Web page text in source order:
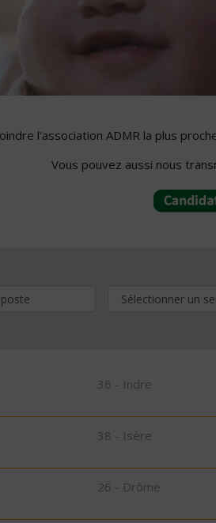
l'association ADMR la plus
Vous pouvez aussi nous
36 - Indre
38 - Isère
26 - Drôme